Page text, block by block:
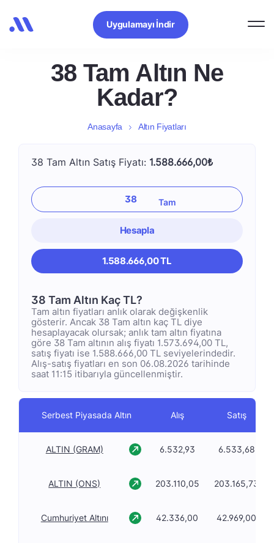
Uygulamayı İndir
38 Tam Altın Ne
Kadar?
Anasayfa Altın Fiyatları
38 Tam Altın Satış Fiyatı: 1.588.666,00₺
Hesapla
1.588.666,00 TL
38 Tam Altın Kaç TL?
Tam altın fiyatları anlık olarak değişkenlik
gösterir. Ancak 38 Tam altın kaç TL diye
hesaplayacak olursak; anlık tam altın fiyatına
göre 38 Tam altının alış fiyatı 1.573.694,00 TL,
satış fiyatı ise 1.588.666,00 TL seviyelerindedir.
Alış-satış fiyatları en son 06.08.2026 tarihinde
saat 11:15 itibarıyla güncellenmiştir.
Serbest Piyasada Altın Alış Satış
ALTIN (GRAM) 6.532,93 6.533,68
ALTIN (ONS) 203.110,05 203.165,73
Cumhuriyet Altını 42.336,00 42.969,00